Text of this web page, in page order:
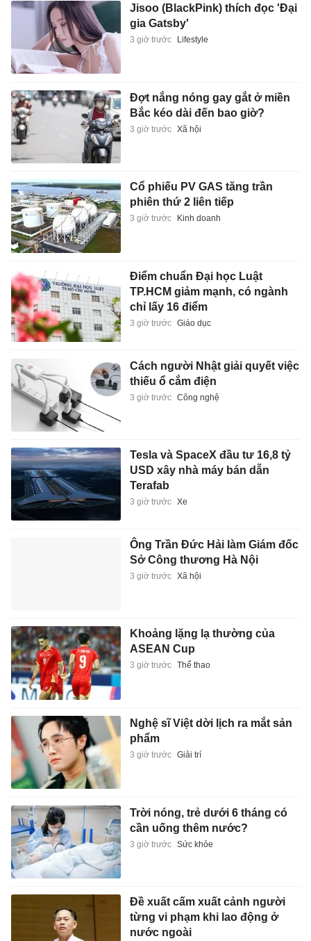
Jisoo (BlackPink) thích đọc 'Đại
gia Gatsby'
3 giờ trước Lifestyle
Đợt nắng nóng gay gắt ở miền
Bắc kéo dài đến bao giờ?
3 giờ trước Xã hội
Cổ phiếu PV GAS tăng trần
phiên thứ 2 liên tiếp
3 giờ trước Kinh doanh
Điểm chuẩn Đại học Luật
TP.HCM giảm mạnh, có ngành
chỉ lấy 16 điểm
3 giờ trước Giáo dục
Cách người Nhật giải quyết việc
thiếu ổ cắm điện
3 giờ trước Công nghệ
Tesla và SpaceX đầu tư 16,8 tỷ
USD xây nhà máy bán dẫn
Terafab
3 giờ trước Xe
Ông Trần Đức Hải làm Giám đốc
Sở Công thương Hà Nội
3 giờ trước Xã hội
Khoảng lặng lạ thường của
ASEAN Cup
3 giờ trước Thể thao
Nghệ sĩ Việt dời lịch ra mắt sản
phẩm
3 giờ trước Giải trí
Trời nóng, trẻ dưới 6 tháng có
cần uống thêm nước?
3 giờ trước Sức khỏe
Đề xuất cấm xuất cảnh người
từng vi phạm khi lao động ở
nước ngoài